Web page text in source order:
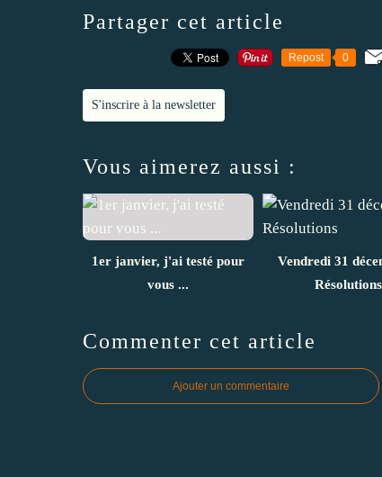
Partager cet article
Repost 0
S'inscrire à la newsletter
Vous aimerez aussi :
1er janvier, j'ai testé pour
vous ...
Vendredi 31
Résolutions
Commenter cet article
Ajouter un commentaire